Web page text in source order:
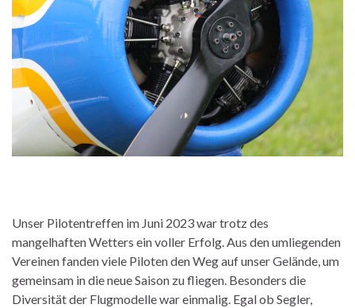
Unser Pilotentreffen im Juni 2023 war trotz des
mangelhaften Wetters ein voller Erfolg. Aus den umliegenden
Vereinen fanden viele Piloten den Weg auf unser Gelände, um
gemeinsam in die neue Saison zu fliegen. Besonders die
Diversität der Flugmodelle war einmalig. Egal ob Segler,